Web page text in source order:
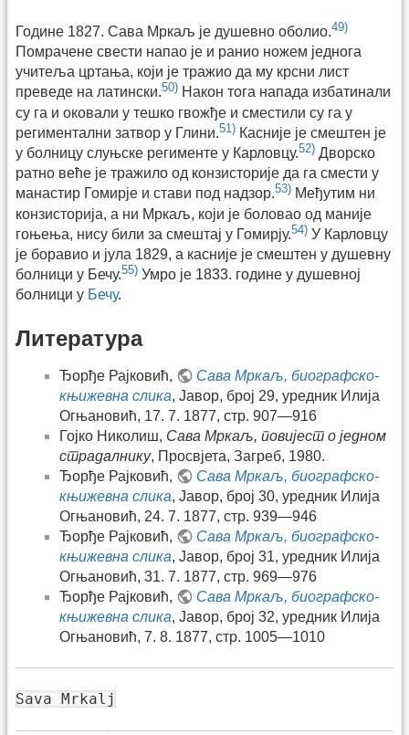
Године 1827. Сава Мркаљ је душевно оболио.49)
Помрачене свести напао је и ранио ножем једнога
учитеља цртања, који је тражио да му крсни лист
преведе на латински.50) Након тога напада избатинали
су га и оковали у тешко гвожђе и сместили су га у
региментални затвор у Глини.51) Касније је смештен је
у болницу слуњске регименте у Карловцу.52) Дворско
ратно веће је тражило од конзисторије да га смести у
манастир Гомирје и стави под надзор.53) Међутим ни
конзисторија, а ни Мркаљ, који је боловао од маније
гоњења, нису били за смештај у Гомирју.54) У Карловцу
је боравио и јула 1829, а касније је смештен у душевну
болници у Бечу.55) Умро је 1833. године у душевној
болници у Бечу.
Литература
Ђорђе Рајковић,
Сава Мркаљ, биографско-
књижевна слика, Јавор, број 29, уредник Илија
Огњановић, 17. 7. 1877, стр. 907—916
Гојко Николиш, Сава Мркаљ, повијест о једном
страдалнику, Просвјета, Загреб, 1980.
Ђорђе Рајковић,
Сава Мркаљ, биографско-
књижевна слика, Јавор, број 30, уредник Илија
Огњановић, 24. 7. 1877, стр. 939—946
Ђорђе Рајковић,
Сава Мркаљ, биографско-
књижевна слика, Јавор, број 31, уредник Илија
Огњановић, 31. 7. 1877, стр. 969—976
Ђорђе Рајковић,
Сава Мркаљ, биографско-
књижевна слика, Јавор, број 32, уредник Илија
Огњановић, 7. 8. 1877, стр. 1005—1010
Sava Mrkalj